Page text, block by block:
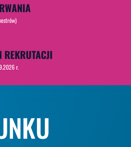
REKRUTACJI
r.